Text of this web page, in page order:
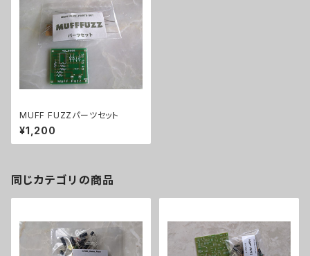
MUFF FUZZパーツセット
¥1,200
同じカテゴリの商品